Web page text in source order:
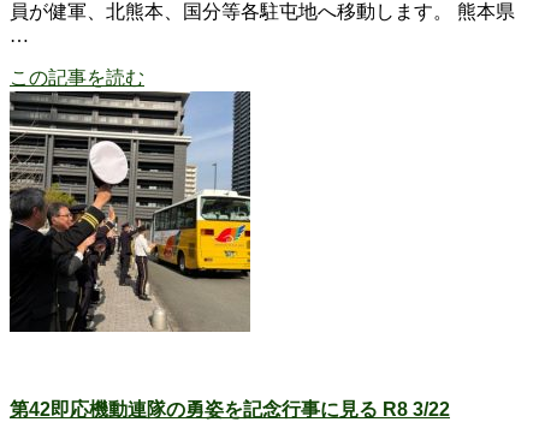
員が健軍、北熊本、国分等各駐屯地へ移動します。 熊本県
…
この記事を読む
第42即応機動連隊の勇姿を記念行事に見る R8 3/22